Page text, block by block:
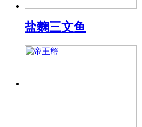
盐麴三文鱼